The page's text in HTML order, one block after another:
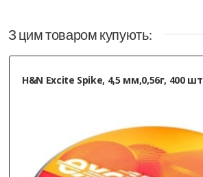
З цим товаром купують:
H&N Excite Spike, 4,5 мм,0,56г, 400 шт